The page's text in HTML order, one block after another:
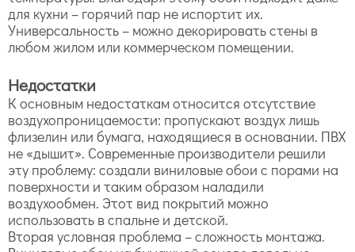
для кухни – горячий пар не испортит их.
Универсальность – можно декорировать стены в
любом жилом или коммерческом помещении.
Недостатки
К основным недостаткам относится отсутствие
воздухопроницаемости: пропускают воздух лишь
флизелин или бумага, находящиеся в основании. ПВХ
не «дышит». Современные производители решили
эту проблему: создали виниловые обои с порами на
поверхности и таким образом наладили
воздухообмен. Этот вид покрытий можно
использовать в спальне и детской.
Вторая условная проблема – сложность монтажа.